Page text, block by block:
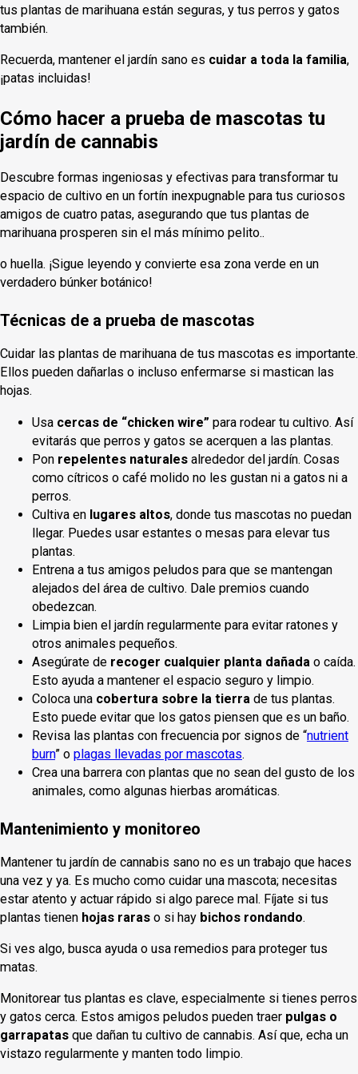
tus plantas de marihuana están seguras, y tus perros y gatos
también.
Recuerda, mantener el jardín sano es cuidar a toda la familia,
¡patas incluidas!
Cómo hacer a prueba de mascotas tu
jardín de cannabis
Descubre formas ingeniosas y efectivas para transformar tu
espacio de cultivo en un fortín inexpugnable para tus curiosos
amigos de cuatro patas, asegurando que tus plantas de
marihuana prosperen sin el más mínimo pelito..
o huella. ¡Sigue leyendo y convierte esa zona verde en un
verdadero búnker botánico!
Técnicas de a prueba de mascotas
Cuidar las plantas de marihuana de tus mascotas es importante.
Ellos pueden dañarlas o incluso enfermarse si mastican las
hojas.
Usa cercas de “chicken wire” para rodear tu cultivo. Así
evitarás que perros y gatos se acerquen a las plantas.
Pon repelentes naturales alrededor del jardín. Cosas
como cítricos o café molido no les gustan ni a gatos ni a
perros.
Cultiva en lugares altos, donde tus mascotas no puedan
llegar. Puedes usar estantes o mesas para elevar tus
plantas.
Entrena a tus amigos peludos para que se mantengan
alejados del área de cultivo. Dale premios cuando
obedezcan.
Limpia bien el jardín regularmente para evitar ratones y
otros animales pequeños.
Asegúrate de recoger cualquier planta dañada o caída.
Esto ayuda a mantener el espacio seguro y limpio.
Coloca una cobertura sobre la tierra de tus plantas.
Esto puede evitar que los gatos piensen que es un baño.
Revisa las plantas con frecuencia por signos de “nutrient
burn” o plagas llevadas por mascotas.
Crea una barrera con plantas que no sean del gusto de los
animales, como algunas hierbas aromáticas.
Mantenimiento y monitoreo
Mantener tu jardín de cannabis sano no es un trabajo que haces
una vez y ya. Es mucho como cuidar una mascota; necesitas
estar atento y actuar rápido si algo parece mal. Fíjate si tus
plantas tienen hojas raras o si hay bichos rondando.
Si ves algo, busca ayuda o usa remedios para proteger tus
matas.
Monitorear tus plantas es clave, especialmente si tienes perros
y gatos cerca. Estos amigos peludos pueden traer pulgas o
garrapatas que dañan tu cultivo de cannabis. Así que, echa un
vistazo regularmente y manten todo limpio.